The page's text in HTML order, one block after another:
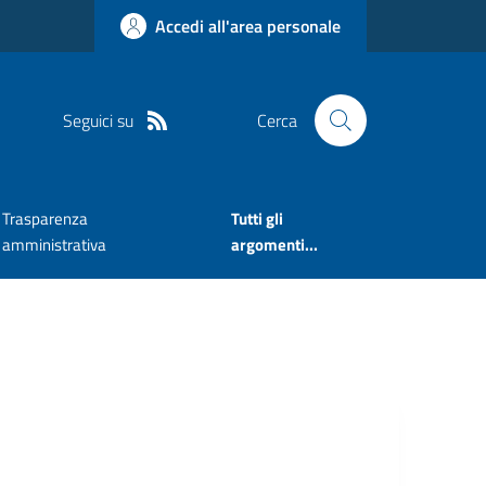
Accedi all'area personale
Seguici su Cerca
Trasparenza
amministrativa
Tutti gli
argomenti...